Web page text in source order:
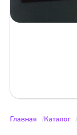
Главная Каталог